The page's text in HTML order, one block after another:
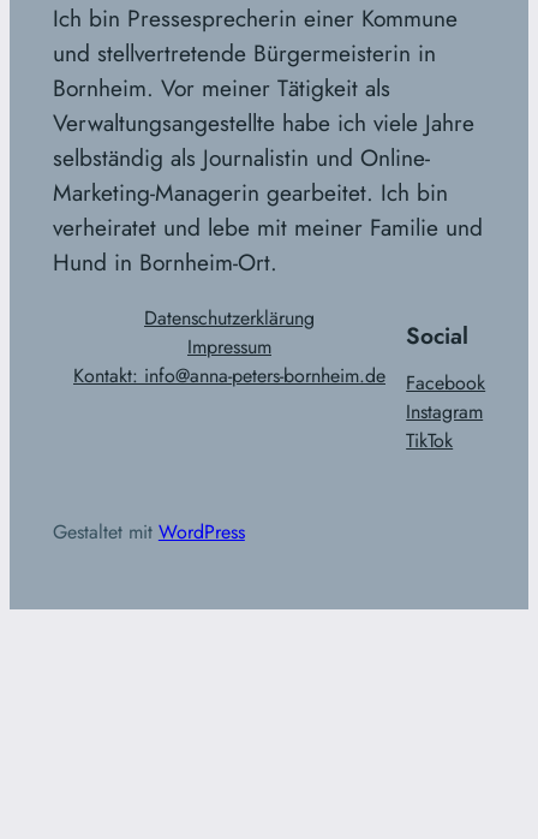
Ich bin Pressesprecherin einer Kommune
und stellvertretende Bürgermeisterin in
Bornheim. Vor meiner Tätigkeit als
Verwaltungsangestellte habe ich viele Jahre
selbständig als Journalistin und Online-
Marketing-Managerin gearbeitet. Ich bin
verheiratet und lebe mit meiner Familie und
Hund in Bornheim-Ort.
Datenschutzerklärung
Impressum
Kontakt: info@anna-peters-bornheim.de
Social
Facebook
Instagram
TikTok
Gestaltet mit WordPress